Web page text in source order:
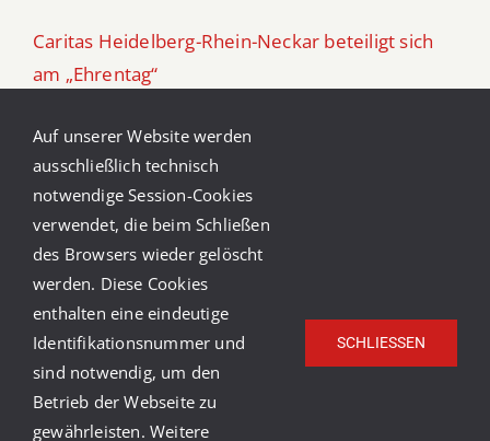
Caritas Heidelberg-Rhein-Neckar beteiligt sich
am „Ehrentag“
Caritas-Ferienfreizeit in Südtirol 2026
Aufruf zu Spenden für die Tafel Schwetzingen
Kinder im Blick – ein Kurs für Eltern in Trennung
Auf unserer Website werden
ausschließlich technisch
notwendige Session-Cookies
verwendet, die beim Schließen
des Browsers wieder gelöscht
werden. Diese Cookies
enthalten eine eindeutige
Identifikationsnummer und
sind notwendig, um den
Betrieb der Webseite zu
gewährleisten. Weitere
SCHLIESSEN